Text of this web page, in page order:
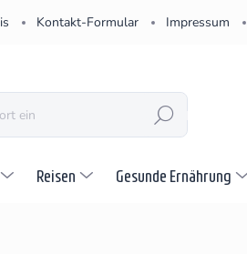
Kontakt-Formular Impressum
SUCHEN
Reisen Gesunde Ernährung